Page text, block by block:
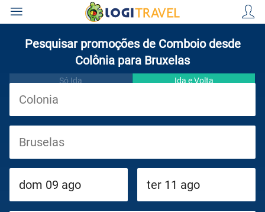
Cruzeiros
Pesquisar promoções de Comboio desde
Colônia para Bruxelas
Só Ida Ida e Volta